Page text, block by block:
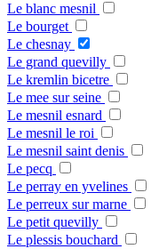
Le blanc mesnil
Le bourget
Le chesnay
Le grand quevilly
Le kremlin bicetre
Le mee sur seine
Le mesnil esnard
Le mesnil le roi
Le mesnil saint denis
Le pecq
Le perray en yvelines
Le perreux sur marne
Le petit quevilly
Le plessis bouchard